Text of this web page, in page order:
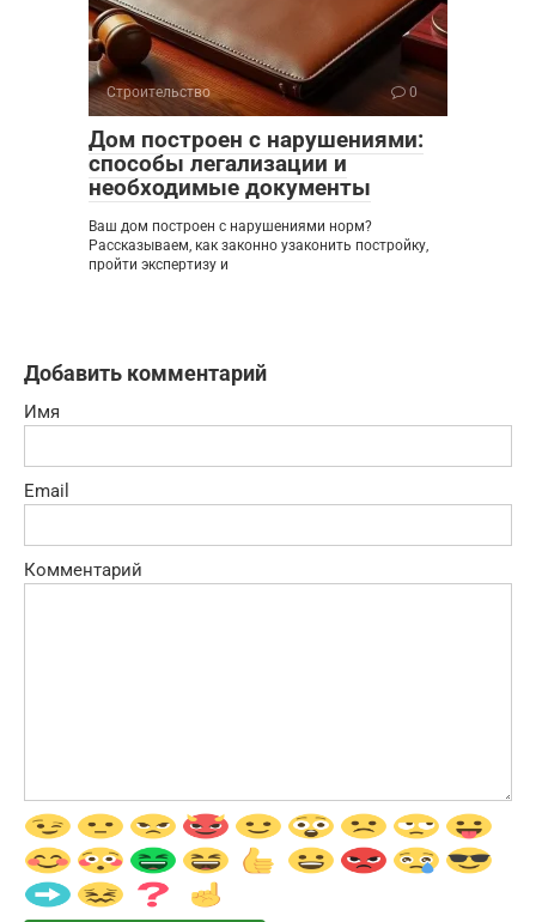
Строительство 0
Дом построен с нарушениями:
способы легализации и
необходимые документы
Ваш дом построен с нарушениями норм?
Рассказываем, как законно узаконить постройку,
пройти экспертизу и
Добавить комментарий
Имя
Email
Комментарий